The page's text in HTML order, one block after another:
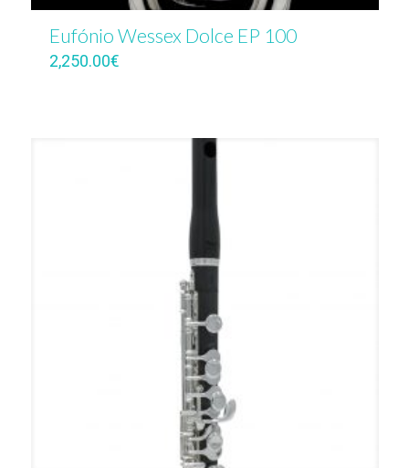
Eufónio Wessex Dolce EP 100
2,250.00€